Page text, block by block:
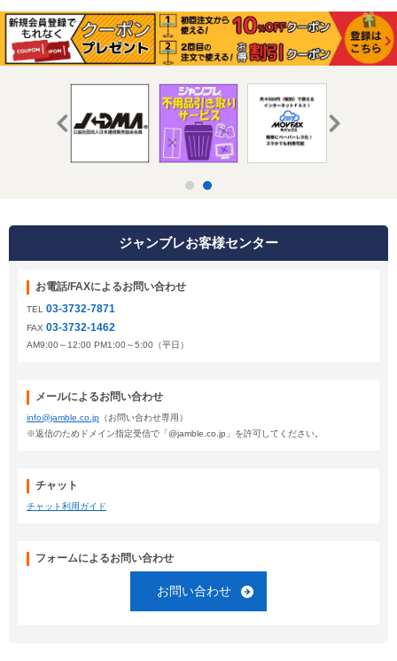
ジャンブレお客様センター
お電話/FAXによるお問い合わせ
TEL 03-3732-7871
FAX 03-3732-1462
AM9:00～12:00 PM1:00～5:00（平日）
メールによるお問い合わせ
info@jamble.co.jp （お問い合わせ専用）
※返信のためドメイン指定受信で「@jamble.co.jp」を許可してください。
チャット
チャット利用ガイド
フォームによるお問い合わせ
お問い合わせ